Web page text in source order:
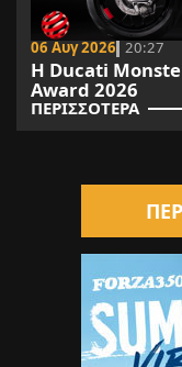
06 Αυγ 2026 20:27
Η Ducati
Award 2026
ΠΕΡΙΣΣΟΤΕΡΑ